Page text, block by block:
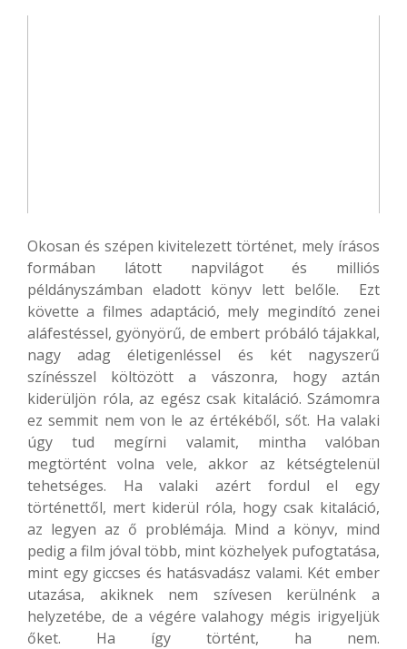
Okosan és szépen kivitelezett történet, mely írásos
formában látott napvilágot és milliós
példányszámban eladott könyv lett belőle. Ezt
követte a filmes adaptáció, mely megindító zenei
aláfestéssel, gyönyörű, de embert próbáló tájakkal,
nagy adag életigenléssel és két nagyszerű
színésszel költözött a vászonra, hogy aztán
kiderüljön róla, az egész csak kitaláció. Számomra
ez semmit nem von le az értékéből, sőt. Ha valaki
úgy tud megírni valamit, mintha valóban
megtörtént volna vele, akkor az kétségtelenül
tehetséges. Ha valaki azért fordul el egy
történettől, mert kiderül róla, hogy csak kitaláció,
az legyen az ő problémája. Mind a könyv, mind
pedig a film jóval több, mint közhelyek pufogtatása,
mint egy giccses és hatásvadász valami. Két ember
utazása, akiknek nem szívesen kerülnénk a
helyzetébe, de a végére valahogy mégis irigyeljük
őket. Ha így történt, ha nem.